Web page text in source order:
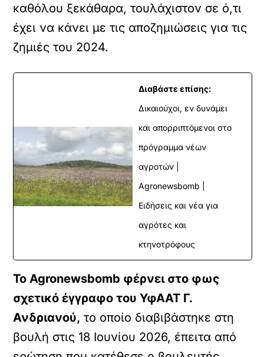
καθόλου ξεκάθαρα, τουλάχιστον σε ό,τι
έχει να κάνει με τις αποζημιώσεις για τις
ζημιές του 2024.
Διαβάστε επίσης:
Δικαιούχοι, εν δυνάμει
και απορριπτόμενοι στο
πρόγραμμα νέων
αγροτών |
Agronewsbomb |
Ειδήσεις και νέα για
αγρότες και
κτηνοτρόφους
Το Agronewsbomb φέρνει στο φως
σχετικό έγγραφο του ΥφΑΑΤ Γ.
Ανδριανού, το οποίο διαβιβάστηκε στη
βουλή στις 18 Ιουνίου 2026, έπειτα από